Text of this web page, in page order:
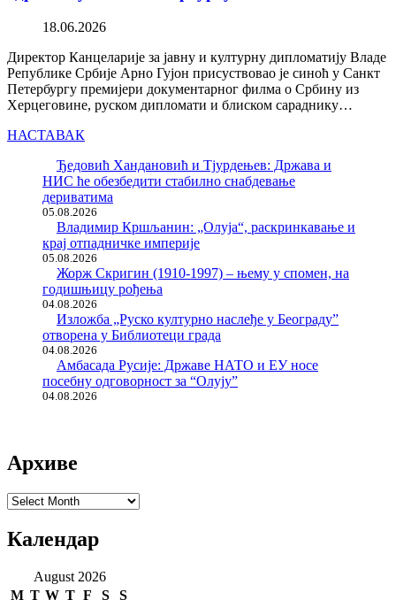
18.06.2026
Директор Канцеларије за јавну и културну дипломатију Владе
Републике Србије Арно Гујон присуствовао је синоћ у Санкт
Петербургу премијери документарног филма о Србину из
Херцеговине, руском дипломати и блиском сараднику…
НАСТАВАК
Ђедовић Хандановић и Тјурдењев: Држава и
НИС ће обезбедити стабилно снабдевање
дериватима
05.08.2026
Владимир Кршљанин: „Олуја“, раскринкавање и
крај отпадничке империје
05.08.2026
Жорж Скригин (1910-1997) – њему у спомен, на
годишњицу рођења
04.08.2026
Изложба „Руско културно наслеђе у Београду”
отворена у Библиотеци града
04.08.2026
Амбасада Русије: Државе НАТО и ЕУ носе
посебну одговорност за “Олују”
04.08.2026
Архиве
Архиве
Календар
August 2026
M T W T F S
S